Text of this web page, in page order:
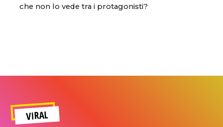
che non lo vede tra i protagonisti?
VIRAL